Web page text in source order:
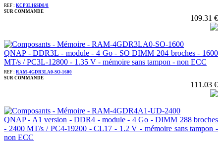
REF : KCP3L16SD8/8
SUR COMMANDE
109.31 €
QNAP - DDR3L - module - 4 Go - SO DIMM 204 broches - 1600
MT/s / PC3L-12800 - 1.35 V - mémoire sans tampon - non ECC
REF : RAM-4GDR3LA0-SO-1600
SUR COMMANDE
111.03 €
QNAP - A1 version - DDR4 - module - 4 Go - DIMM 288 broches
- 2400 MT/s / PC4-19200 - CL17 - 1.2 V - mémoire sans tampon -
non ECC